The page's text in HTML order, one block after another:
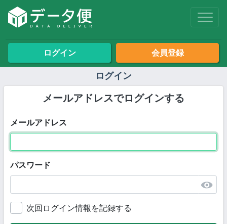
ログイン 会員登録
ログイン
メールアドレスでログインする
メールアドレス
パスワード
次回ログイン情報を記録する